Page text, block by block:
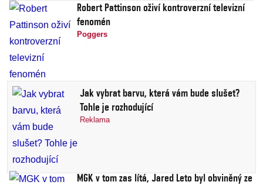
Robert Pattinson oživí kontroverzní televizní
fenomén
Poggers
Jak vybrat barvu, která vám bude slušet?
Tohle je rozhodující
Reklama
MGK v tom zas lítá, Jared Leto byl obviněný ze